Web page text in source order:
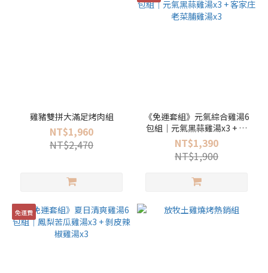
雞豬雙拼大滿足烤肉組
NT$1,960
NT$2,470
《免運套組》元氣綜合雞湯6
包組｜元氣黑蒜雞湯x3 + 客
家庄老菜脯雞湯x3
NT$1,390
NT$1,900
免運費